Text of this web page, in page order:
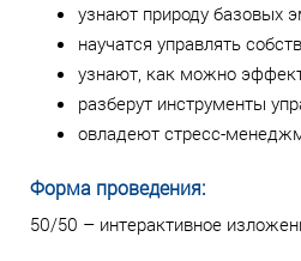
узнают природу базовых
научатся управлять
узнают, как можно
разберут инструменты
овладеют стресс-
Форма проведения:
50/50 – интерактивное